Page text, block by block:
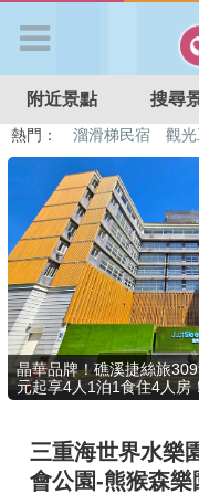
APP登入
首 頁
搜尋景點
好康優惠
最新消息
最新留言
附近景點 搜尋
熱門： 溜滑梯民宿 觀
特色遊戲場
親子住房優惠
晶華品牌！礁溪捷絲旅
元起享4人1泊1食住4人房
三重海世界水樂
會公園-熊猴森樂